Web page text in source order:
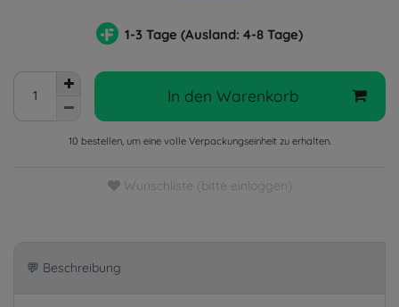
1-3 Tage (Ausland: 4-8 Tage)
In den Warenkorb
10 bestellen, um eine volle Verpackungseinheit zu erhalten.
Wunschliste (bitte einloggen)
💬 Beschreibung